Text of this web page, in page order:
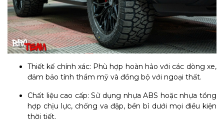
Thiết kế chính xác: Phù hợp hoàn hảo với các dòng xe,
đảm bảo tính thẩm mỹ và đồng bộ với ngoại thất.
Chất liệu cao cấp: Sử dụng nhựa ABS hoặc nhựa tổng
hợp chịu lực, chống va đập, bền bỉ dưới mọi điều kiện
thời tiết.